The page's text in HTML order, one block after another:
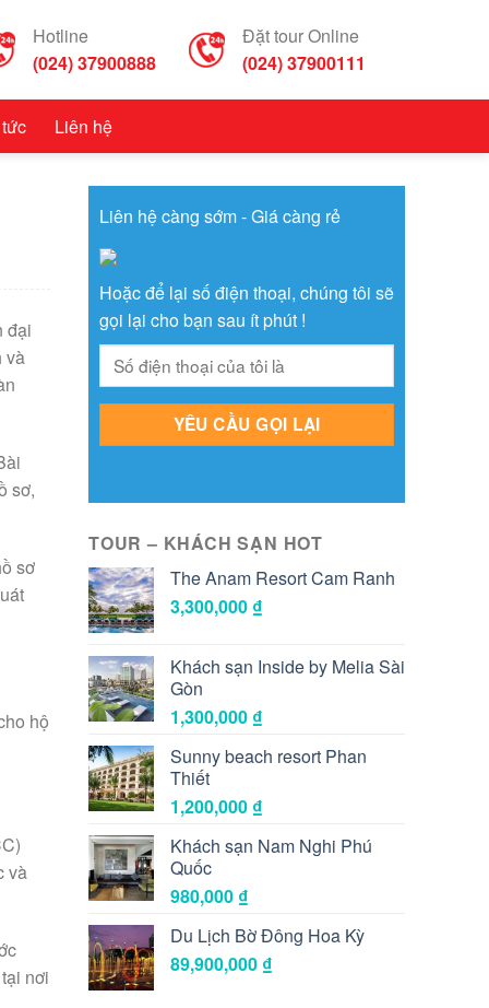
Hotline
(024) 37900888
Đặt tour Online
(024) 37900111
Liên hệ
đại
và
sơ,
sơ
hộ
và
nơi
Liên hệ càng sớm - Giá càng rẻ
Hoặc để lại số điện thoại, chúng tôi sẽ
gọi lại cho bạn sau ít phút !
TOUR – KHÁCH SẠN HOT
The Anam Resort Cam Ranh
3,300,000 ₫
Khách sạn Inside by Melia Sài
Gòn
1,300,000 ₫
Sunny beach resort Phan
Thiết
1,200,000 ₫
Khách sạn Nam Nghi Phú
Quốc
980,000 ₫
Du Lịch Bờ Đông Hoa Kỳ
89,900,000 ₫